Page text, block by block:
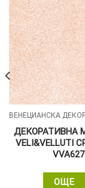
ДЕКОРАТИВНА
VELI&VELLUTI
VVA627
ОЩЕ